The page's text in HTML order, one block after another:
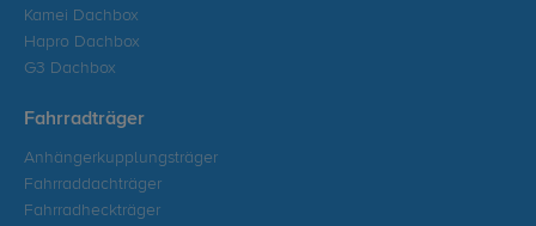
Kamei Dachbox
Hapro Dachbox
G3 Dachbox
Fahrradträger
Anhängerkupplungsträger
Fahrraddachträger
Fahrradheckträger